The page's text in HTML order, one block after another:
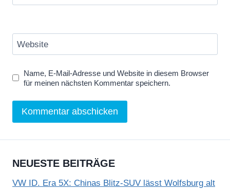
Website
Name, E-Mail-Adresse und Website in diesem Browser
für meinen nächsten Kommentar speichern.
NEUESTE BEITRÄGE
VW ID. Era 5X: Chinas Blitz-SUV lässt Wolfsburg alt